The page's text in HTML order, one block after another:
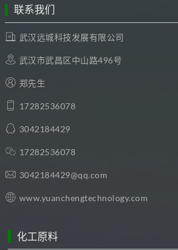
联系我们
武汉远城科技发展有限公司
武汉市武昌区中山路496号
郑先生
17282536078
3042184429
17282536078
3042184429@qq.com
www.yuanchengtechnology.com
化工原料